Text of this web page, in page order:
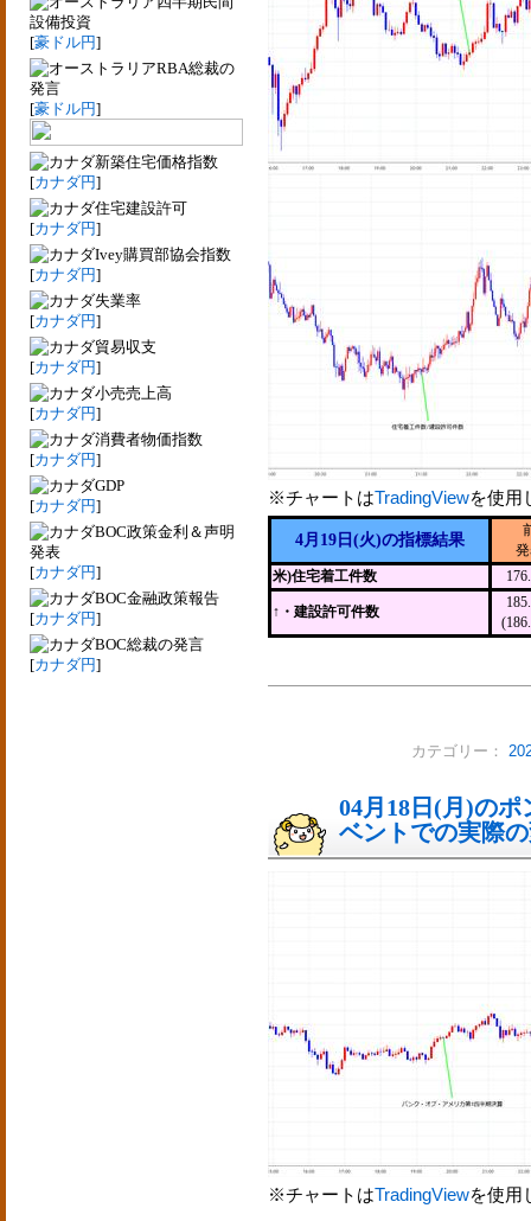
設備投資
[豪ドル円]
RBA総裁の
発言
[豪ドル円]
新築住宅価格指数
[カナダ円]
住宅建設許可
[カナダ円]
Ivey購買部協会指数
[カナダ円]
失業率
[カナダ円]
貿易収支
[カナダ円]
小売売上高
[カナダ円]
消費者物価指数
[カナダ円]
GDP
[カナダ円]
BOC政策金利＆声明
発表
[カナダ円]
BOC金融政策報告
[カナダ円]
BOC総裁の発言
[カナダ円]
※チャートはTradingViewを使用
4月19日(火)の指標結果
米)住宅着工件数
↑・建設許可件数
カテゴリー：
04月18日(月)の
ベントでの実際
※チャートはTradingViewを使用